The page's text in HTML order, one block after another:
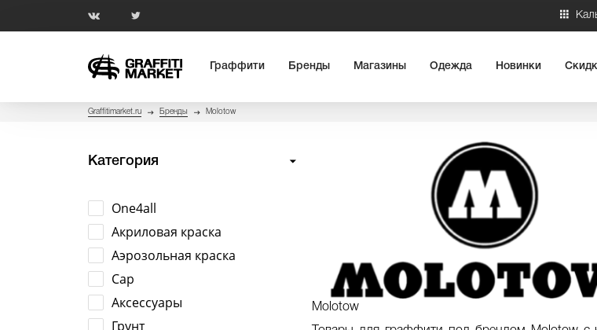
Граффити Бренды Магазины Одежда Новинки
Graffitimarket.ru Бренды Molotow
Категория
One4all
Акриловая краска
Аэрозольная краска
Cap
Аксессуары
Грунт
Molotow